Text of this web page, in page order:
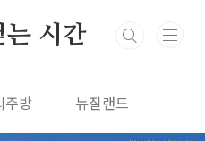
는 시간
주방 뉴질랜드